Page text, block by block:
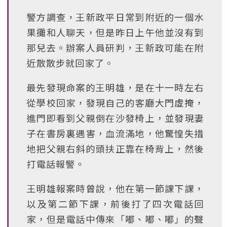
警方調查，王新政平日常到附近的一個水
果攤和人聊天，但是昨日上午他並沒有到
那兒去。辦案人員研判，王新政可能在附
近散散步就回家了。
最先發現命案的王明雄，是在十一時左右
從學校回家，發現自己的客廳大門虛掩，
進門即看到父親倒在沙發椅上，並發現妻
子在書房裏遇害，血流滿地，他驚惶失措
地把父親右斜的頭扶正靠在椅背上，然後
打電話報警。
王明雄報案時曾說，他在第一節課下課，
以及第二節下課，前後打了四次電話回
家，但是電話中傳來「嘟、嘟、嘟」的聲